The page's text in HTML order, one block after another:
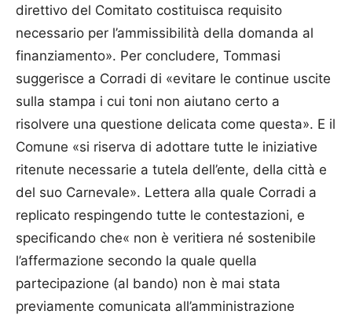
direttivo del Comitato costituisca requisito
necessario per l’ammissibilità della domanda al
finanziamento». Per concludere, Tommasi
suggerisce a Corradi di «evitare le continue uscite
sulla stampa i cui toni non aiutano certo a
risolvere una questione delicata come questa». E il
Comune «si riserva di adottare tutte le iniziative
ritenute necessarie a tutela dell’ente, della città e
del suo Carnevale». Lettera alla quale Corradi a
replicato respingendo tutte le contestazioni, e
specificando che« non è veritiera né sostenibile
l’affermazione secondo la quale quella
partecipazione (al bando) non è mai stata
previamente comunicata all’amministrazione